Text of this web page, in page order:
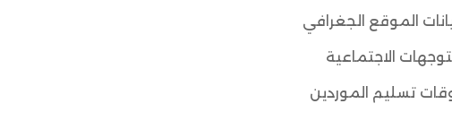
الموقع الجغرافي
الاجتماعية
تسليم الموردين